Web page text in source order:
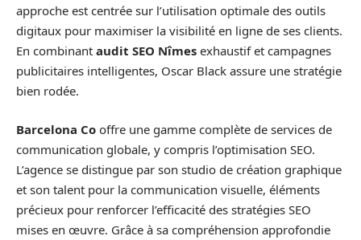
approche est centrée sur l’utilisation optimale des outils
digitaux pour maximiser la visibilité en ligne de ses clients.
En combinant audit SEO Nîmes exhaustif et campagnes
publicitaires intelligentes, Oscar Black assure une stratégie
bien rodée.
Barcelona Co offre une gamme complète de services de
communication globale, y compris l’optimisation SEO.
L’agence se distingue par son studio de création graphique
et son talent pour la communication visuelle, éléments
précieux pour renforcer l’efficacité des stratégies SEO
mises en œuvre. Grâce à sa compréhension approfondie